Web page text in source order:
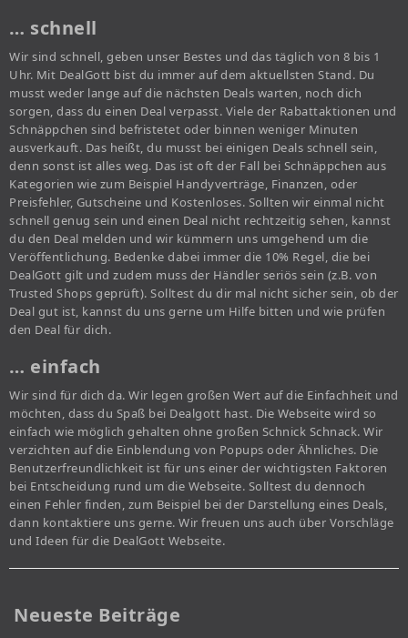
… schnell
Wir sind schnell, geben unser Bestes und das täglich von 8 bis 1
Uhr. Mit DealGott bist du immer auf dem aktuellsten Stand. Du
musst weder lange auf die nächsten Deals warten, noch dich
sorgen, dass du einen Deal verpasst. Viele der Rabattaktionen und
Schnäppchen sind befristetet oder binnen weniger Minuten
ausverkauft. Das heißt, du musst bei einigen Deals schnell sein,
denn sonst ist alles weg. Das ist oft der Fall bei Schnäppchen aus
Kategorien wie zum Beispiel Handyverträge, Finanzen, oder
Preisfehler, Gutscheine und Kostenloses. Sollten wir einmal nicht
schnell genug sein und einen Deal nicht rechtzeitig sehen, kannst
du den Deal melden und wir kümmern uns umgehend um die
Veröffentlichung. Bedenke dabei immer die 10% Regel, die bei
DealGott gilt und zudem muss der Händler seriös sein (z.B. von
Trusted Shops geprüft). Solltest du dir mal nicht sicher sein, ob der
Deal gut ist, kannst du uns gerne um Hilfe bitten und wie prüfen
den Deal für dich.
… einfach
Wir sind für dich da. Wir legen großen Wert auf die Einfachheit und
möchten, dass du Spaß bei Dealgott hast. Die Webseite wird so
einfach wie möglich gehalten ohne großen Schnick Schnack. Wir
verzichten auf die Einblendung von Popups oder Ähnliches. Die
Benutzerfreundlichkeit ist für uns einer der wichtigsten Faktoren
bei Entscheidung rund um die Webseite. Solltest du dennoch
einen Fehler finden, zum Beispiel bei der Darstellung eines Deals,
dann kontaktiere uns gerne. Wir freuen uns auch über Vorschläge
und Ideen für die DealGott Webseite.
Neueste Beiträge